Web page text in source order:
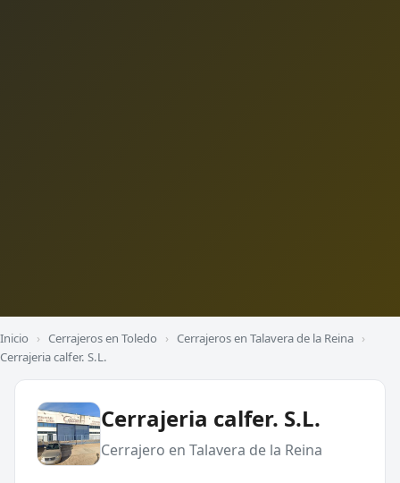
Inicio › Cerrajeros en Toledo › Cerrajeros en Talavera de la Reina ›
Cerrajeria calfer. S.L.
Cerrajeria calfer. S.L.
Cerrajero en Talavera de la Reina